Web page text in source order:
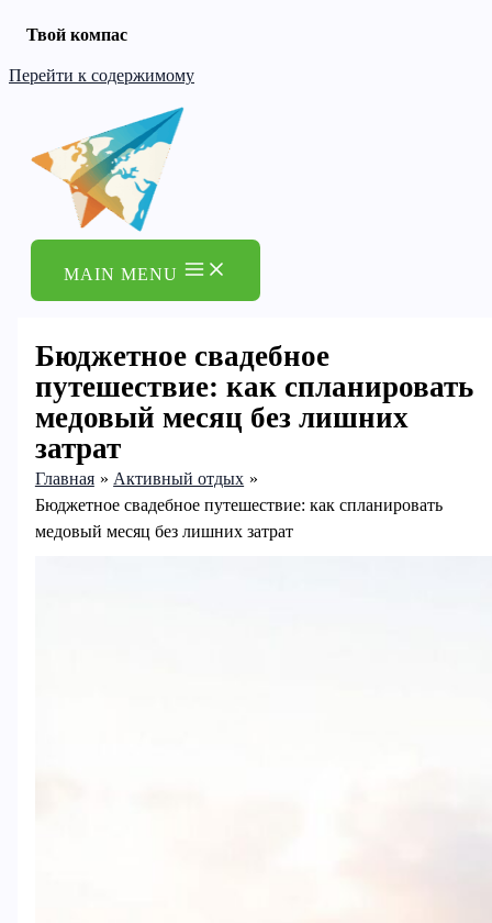
Твой компас
Перейти к содержимому
MAIN MENU
Бюджетное свадебное
путешествие: как спланировать
медовый месяц без лишних
затрат
Главная
Активный отдых
Бюджетное свадебное путешествие: как спланировать
медовый месяц без лишних затрат